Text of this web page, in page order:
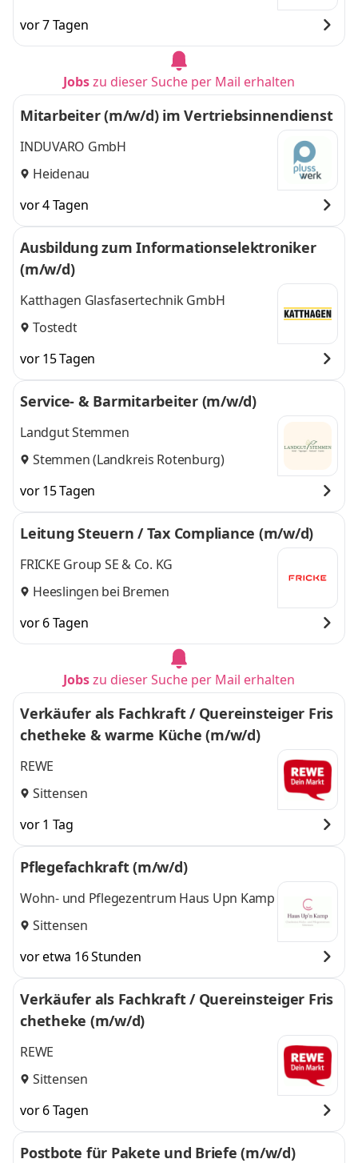
vor 7 Tagen
Jobszu dieser Suche per Mail erhalten
Mitarbeiter (m/w/d) im Vertriebsinnendienst
INDUVARO GmbH
Heidenau
vor 4 Tagen
Ausbildung zum Informationselektroniker
(m/w/d)
Katthagen Glasfasertechnik GmbH
Tostedt
vor 15 Tagen
Service- & Barmitarbeiter (m/w/d)
Landgut Stemmen
Stemmen (Landkreis Rotenburg)
vor 15 Tagen
Leitung Steuern / Tax Compliance (m/w/d)
FRICKE Group SE & Co. KG
Heeslingen bei Bremen
vor 6 Tagen
Jobszu dieser Suche per Mail erhalten
Verkäufer als Fachkraft / Quereinsteiger Fris
chetheke & warme Küche (m/w/d)
REWE
Sittensen
vor 1 Tag
Pflegefachkraft (m/w/d)
Wohn- und Pflegezentrum Haus Upn Kamp
Sittensen
vor etwa 16 Stunden
Verkäufer als Fachkraft / Quereinsteiger Fris
chetheke (m/w/d)
REWE
Sittensen
vor 6 Tagen
Postbote für Pakete und Briefe (m/w/d)